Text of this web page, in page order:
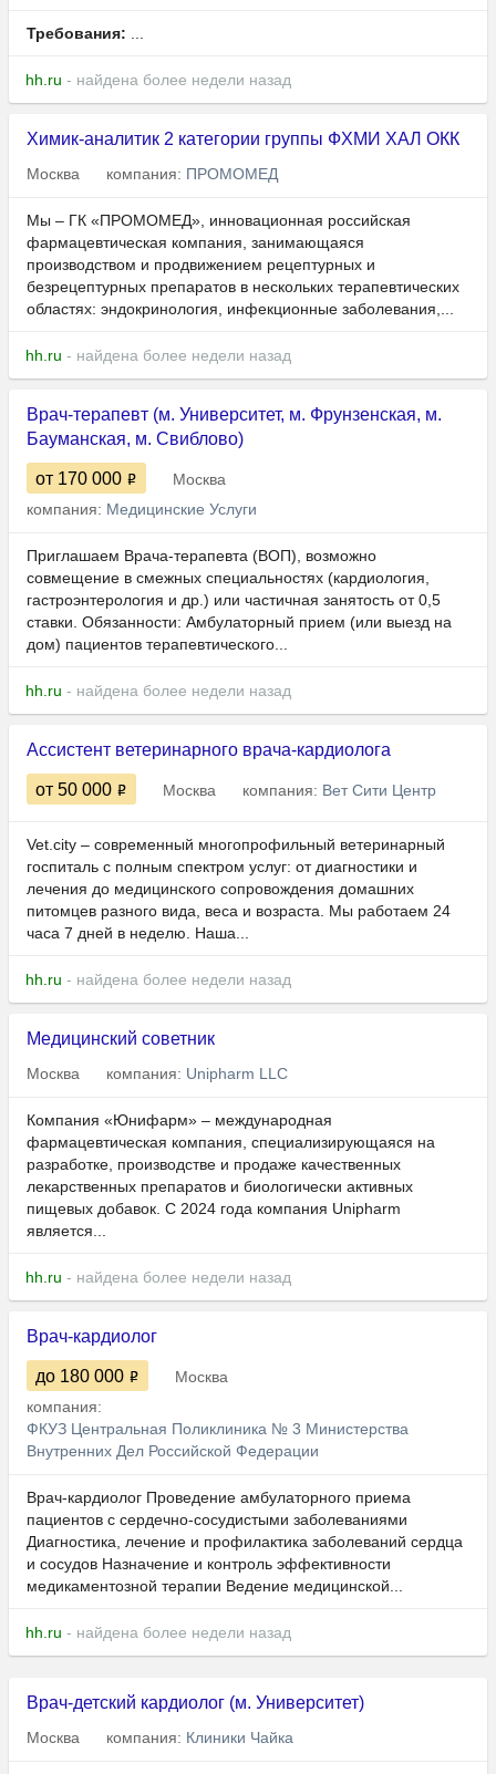
Требования: ...
hh.ru - найдена более недели назад
Химик-аналитик 2 категории группы ФХМИ ХАЛ ОКК
Москва компания: ПРОМОМЕД
Мы – ГК «ПРОМОМЕД», инновационная российская
фармацевтическая компания, занимающаяся
производством и продвижением рецептурных и
безрецептурных препаратов в нескольких терапевтических
областях: эндокринология, инфекционные заболевания,...
hh.ru - найдена более недели назад
Врач-терапевт (м. Университет, м. Фрунзенская, м.
Бауманская, м. Свиблово)
от 170 000
Москва
компания: Медицинские Услуги
Приглашаем Врача-терапевта (ВОП), возможно
совмещение в смежных специальностях (кардиология,
гастроэнтерология и др.) или частичная занятость от 0,5
ставки. Обязанности: Амбулаторный прием (или выезд на
дом) пациентов терапевтического...
hh.ru - найдена более недели назад
Ассистент ветеринарного врача-кардиолога
от 50 000 Москва компания: Вет Сити Центр
Vet.city – современный многопрофильный ветеринарный
госпиталь с полным спектром услуг: от диагностики и
лечения до медицинского сопровождения домашних
питомцев разного вида, веса и возраста.​​​​​​ Мы работаем 24
часа 7 дней в неделю. Наша...
hh.ru - найдена более недели назад
Медицинский советник
Москва компания: Unipharm LLC
Компания «Юнифарм» – международная
фармацевтическая компания, специализирующаяся на
разработке, производстве и продаже качественных
лекарственных препаратов и биологически активных
пищевых добавок. С 2024 года компания Unipharm
является...
hh.ru - найдена более недели назад
Врач-кардиолог
до 180 000
Москва
компания:
ФКУЗ Центральная Поликлиника № 3 Министерства
Внутренних Дел Российской Федерации
Врач-кардиолог Проведение амбулаторного приема
пациентов с сердечно-сосудистыми заболеваниями
Диагностика, лечение и профилактика заболеваний сердца
и сосудов Назначение и контроль эффективности
медикаментозной терапии Ведение медицинской...
hh.ru - найдена более недели назад
Врач-детский кардиолог (м. Университет)
Москва компания: Клиники Чайка